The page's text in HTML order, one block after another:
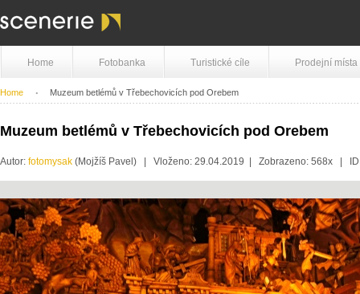
Home Fotobanka Turistické cíle Prodejní místa
Home Muzeum betlémů v Třebechovicích pod Orebem
Muzeum betlémů v Třebechovicích pod Orebem
Autor: fotomysak (Mojžíš Pavel) | Vloženo: 29.04.2019 | Zobrazeno: 568x |